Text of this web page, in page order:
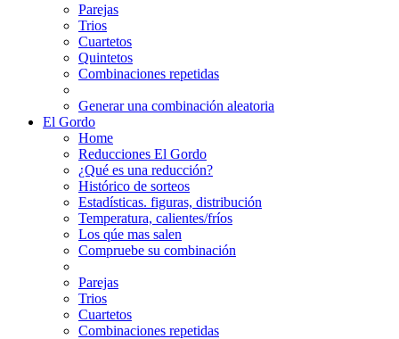
Parejas
Trios
Cuartetos
Quintetos
Combinaciones repetidas
Generar una combinación aleatoria
El Gordo
Home
Reducciones El Gordo
¿Qué es una reducción?
Histórico de sorteos
Estadísticas. figuras, distribución
Temperatura, calientes/fríos
Los qúe mas salen
Compruebe su combinación
Parejas
Trios
Cuartetos
Combinaciones repetidas